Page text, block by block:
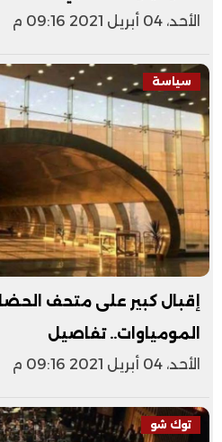
الأحد، 04 أبريل 2021 09:16 م
سياسة
إقبال كبير على متحف
المومياوات.. تفاصيل
الأحد، 04 أبريل 2021 09:16 م
توك شو